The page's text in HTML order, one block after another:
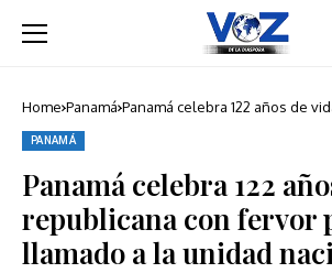
Home Panamá Panamá celebra 122 años de
PANAMÁ
Panamá celebra 122
republicana con fervor
llamado a la unidad